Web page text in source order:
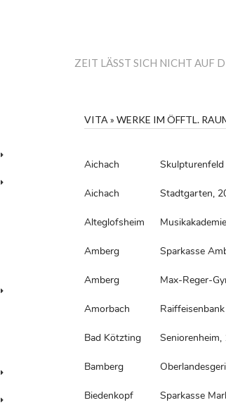
ZEIT LÄSST SICH NICHT AUF
VITA » WERKE IM ÖFFTL.
Aichach
Aichach Stadtgarten,
Alteglofsheim
Amberg Sparkasse
Amberg Max-Reger-
Amorbach
Bad Kötzting Seniorenheim,
Bamberg
Biedenkopf Sparkasse